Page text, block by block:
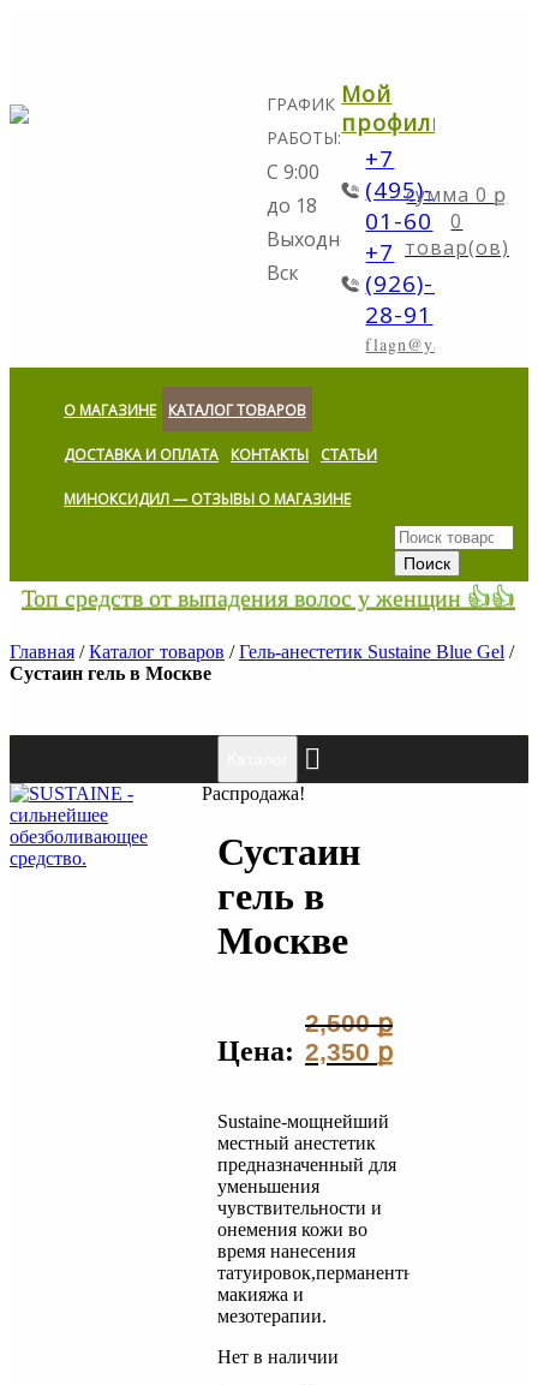
ГРАФИК
РАБОТЫ:
С 9:00
до 18
Выходной:
Вск
Мой
профиль
+7
(495)-298-
01-60
+7
(926)-773-
28-91
flagn@yandex.ru
0 ք
0
товар(ов)
О МАГАЗИНЕ КАТАЛОГ ТОВАРОВ
ДОСТАВКА И ОПЛАТА КОНТАКТЫ СТАТЬИ
МИНОКСИДИЛ — ОТЗЫВЫ О МАГАЗИНЕ
Топ средств от выпадения волос у женщин 👍👍
Главная /Каталог товаров /Гель-анестетик Sustaine Blue Gel /
Сустаин гель в Москве
Распродажа!
Сустаин
гель в
Москве
Цена:
2,500ք
Первоначальная
цена
2,500 ք.
2,350 ք
2,350 ք.
Sustaine-мощнейший
местный анестетик
предназначенный для
уменьшения
чувствительности и
онемения кожи во
время нанесения
татуировок,перманентного
макияжа и
мезотерапии.
Нет в наличии